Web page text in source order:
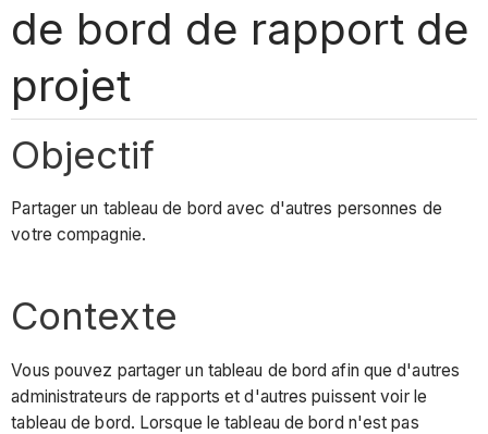
de bord de rapport de
projet
Objectif
Partager un tableau de bord avec d'autres personnes de
votre compagnie.
Contexte
Vous pouvez partager un tableau de bord afin que d'autres
administrateurs de rapports et d'autres puissent voir le
tableau de bord. Lorsque le tableau de bord n'est pas